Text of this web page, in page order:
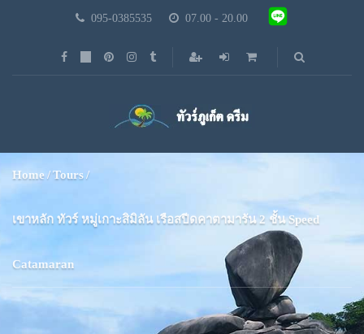
095-0385535 07.00 - 20.00
Home Tours
เขาหลัก ทัวร์ หมู่เกาะสิมิลัน เรือสปีดคาตามารัน 2 ชั้น Speed
Catamaran